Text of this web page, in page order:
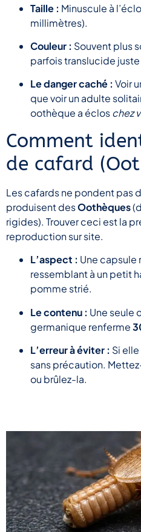
Taille : Minuscule à
millimètres).
Couleur : Souvent plus
parfois translucide
Le danger caché : Voir
que voir un adulte
oothèque a écloschez
Comment
de cafard
Les cafards ne pondent pas
produisent desOothèques
rigides). Trouver ceci est la
reproduction sur site.
L’aspect : Une capsule
ressemblant à un petit
pomme strié.
Le contenu : Une seule
germanique renferme
L’erreur à éviter : Si
sans précaution.
ou brûlez-la.